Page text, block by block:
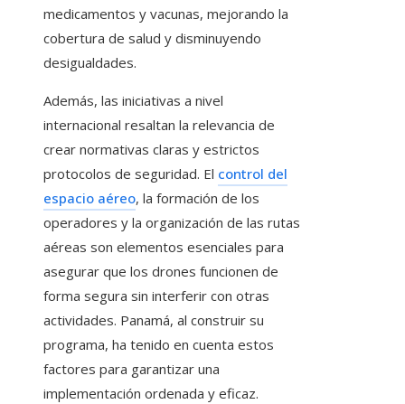
medicamentos y vacunas, mejorando la
cobertura de salud y disminuyendo
desigualdades.
Además, las iniciativas a nivel
internacional resaltan la relevancia de
crear normativas claras y estrictos
protocolos de seguridad. El control del
espacio aéreo, la formación de los
operadores y la organización de las rutas
aéreas son elementos esenciales para
asegurar que los drones funcionen de
forma segura sin interferir con otras
actividades. Panamá, al construir su
programa, ha tenido en cuenta estos
factores para garantizar una
implementación ordenada y eficaz.